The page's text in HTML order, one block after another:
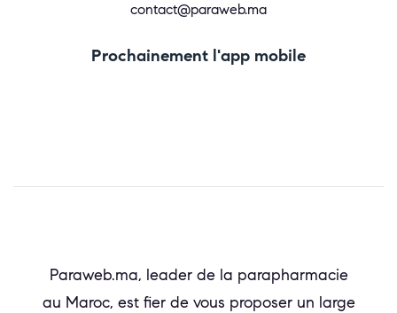
contact@paraweb.ma
Prochainement l'app mobile
Paraweb.ma, leader de la parapharmacie
au Maroc, est fier de vous proposer un large